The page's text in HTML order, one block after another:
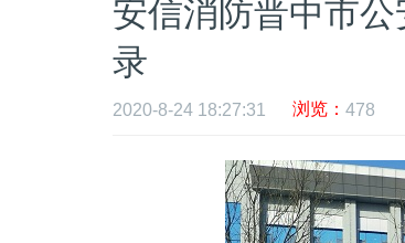
安信消防晋中市
录
2020-8-24 18:27:31 浏览： 478